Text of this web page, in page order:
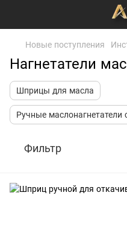
Новые поступления
Нагнетатели
Шприцы для масла
Ручные маслонагнетатели
Фильтр